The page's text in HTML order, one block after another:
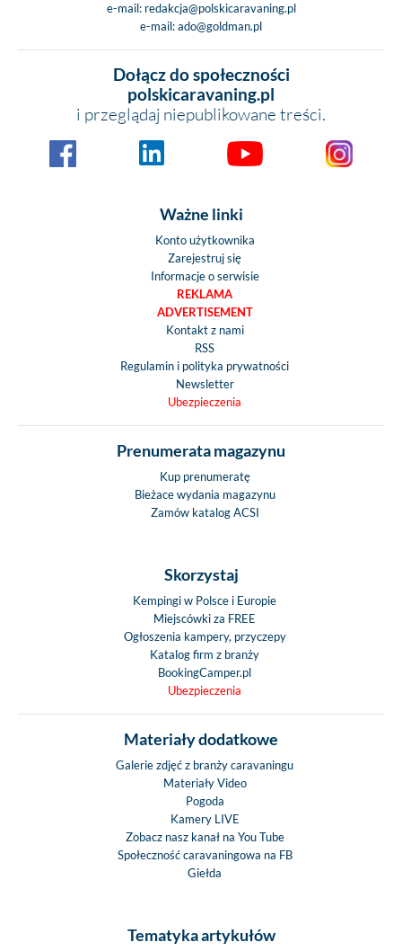
e-mail: redakcja@polskicaravaning.pl
e-mail:ado@goldman.pl
Dołącz do społeczności
polskicaravaning.pl
i przeglądaj niepublikowane treści.
Ważne linki
Konto użytkownika
Zarejestruj się
Informacje o serwisie
REKLAMA
ADVERTISEMENT
Kontakt z nami
RSS
Regulamin i polityka prywatności
Newsletter
Ubezpieczenia
Prenumerata magazynu
Kup prenumeratę
Bieżace wydania magazynu
Zamów katalog ACSI
Skorzystaj
Kempingi w Polsce i Europie
Miejscówki za FREE
Ogłoszenia kampery, przyczepy
Katalog firm z branży
BookingCamper.pl
Ubezpieczenia
Materiały dodatkowe
Galerie zdjęć z branży caravaningu
Materiały Video
Pogoda
Kamery LIVE
Zobacz nasz kanał na You Tube
Społeczność caravaningowa na FB
Giełda
Tematyka artykułów